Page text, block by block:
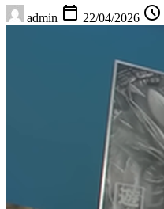
admin calendar_today 22/04/2026 schedule